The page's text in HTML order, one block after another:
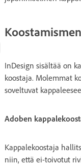
InDesign sisältää on
koostaja. Molemmat
soveltuvat
Adoben
Kappalekoostaja
niin, että ei-toivotut